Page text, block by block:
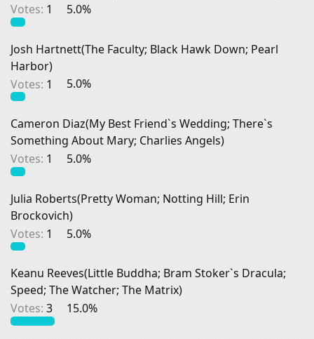
Votes: 1 5.0%
Josh Hartnett(The Faculty; Black Hawk Down; Pearl
Harbor)
Votes: 1 5.0%
Cameron Diaz(My Best Friend`s Wedding; There`s
Something About Mary; Charlies Angels)
Votes: 1 5.0%
Julia Roberts(Pretty Woman; Notting Hill; Erin
Brockovich)
Votes: 1 5.0%
Keanu Reeves(Little Buddha; Bram Stoker`s Dracula;
Speed; The Watcher; The Matrix)
Votes: 3 15.0%